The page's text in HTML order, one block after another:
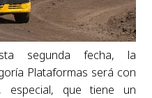
segunda fecha, la
Plataformas será con
especial, que tiene un